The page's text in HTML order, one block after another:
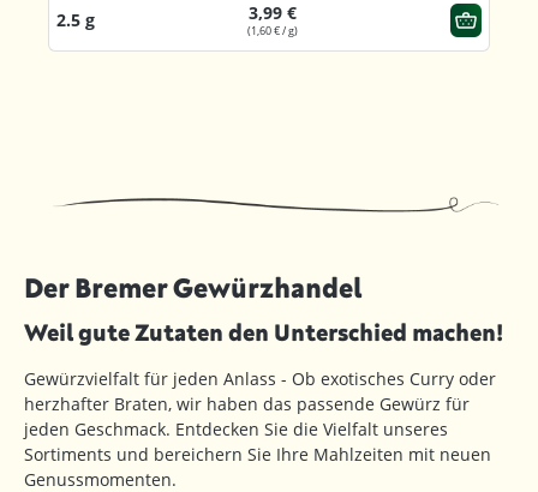
2.5 g 3,99 €
(1,60 € / g)
Der Bremer Gewürzhandel
Weil gute Zutaten den Unterschied machen!
Gewürzvielfalt für jeden Anlass - Ob exotisches Curry oder
herzhafter Braten, wir haben das passende Gewürz für
jeden Geschmack. Entdecken Sie die Vielfalt unseres
Sortiments und bereichern Sie Ihre Mahlzeiten mit neuen
Genussmomenten.